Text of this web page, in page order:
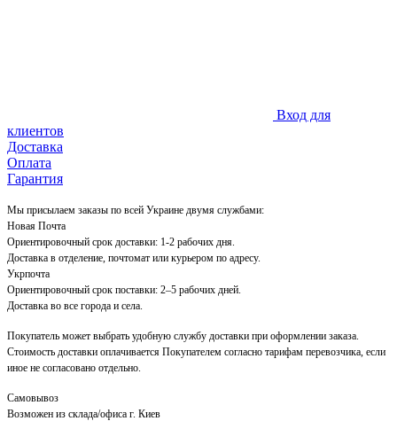
Вход для
клиентов
Доставка
Оплата
Гарантия
Мы присылаем заказы по всей Украине двумя службами:
Новая Почта
Ориентировочный срок доставки: 1-2 рабочих дня.
Доставка в отделение, почтомат или курьером по адресу.
Укрпочта
Ориентировочный срок поставки: 2–5 рабочих дней.
Доставка во все города и села.
Покупатель может выбрать удобную службу доставки при оформлении заказа.
Стоимость доставки оплачивается Покупателем согласно тарифам перевозчика, если
иное не согласовано отдельно.
Самовывоз
Возможен из склада/офиса г. Киев